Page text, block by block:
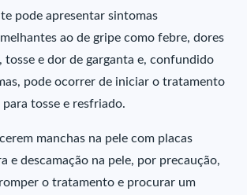
pode apresentar sintomas
ao de gripe como febre, dores
tosse e dor de garganta e, confundido
pode ocorrer de iniciar o tratamento
tosse e resfriado.
manchas na pele com placas
e descamação na pele, por precaução,
o tratamento e procurar um